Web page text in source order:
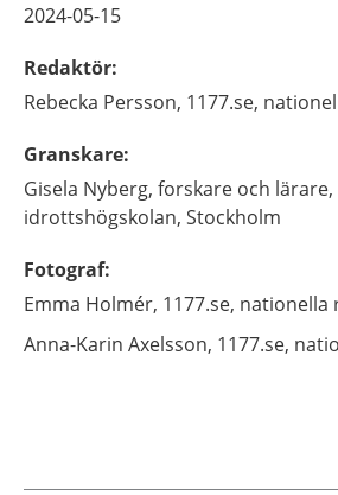
2024-05-15
Redaktör:
Rebecka Persson, 1177.se,
Granskare:
Gisela Nyberg, forskare och lärare,
idrottshögskolan, Stockholm
Fotograf:
Emma Holmér, 1177.se,
Anna-Karin Axelsson, 1177.se,